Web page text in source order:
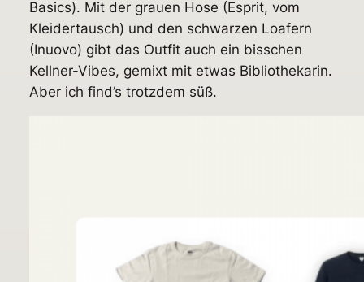
Basics). Mit der grauen Hose (Esprit, vom
Kleidertausch) und den schwarzen Loafern
(Inuovo) gibt das Outfit auch ein bisschen
Kellner-Vibes, gemixt mit etwas Bibliothekarin.
Aber ich find’s trotzdem süß.